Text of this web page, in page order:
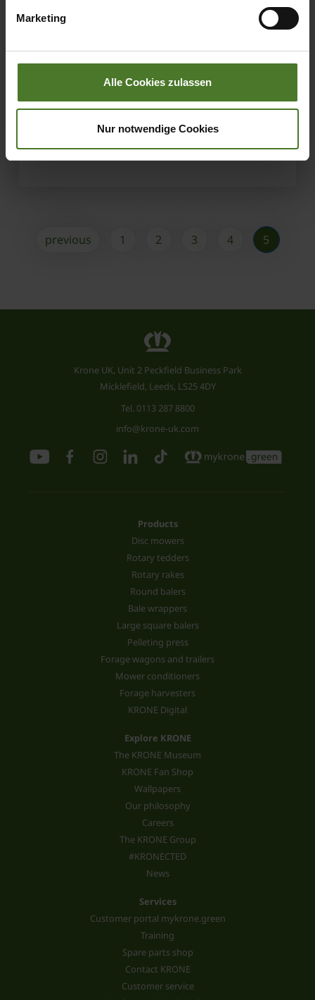
Datenschutzhinweise
Marketing
Alle Cookies zulassen
Nur notwendige Cookies
01.05.2020
previous 1 2 3 4 5
Krone UK, Unit 2 Peckfield Business Park
Micklefield, Leeds, LS25 4DY
Tel. 0113 287 8800
info@krone-uk.com
Products
Disc mowers
Rotary tedders
Rotary rakes
Round balers
Bale wrappers
Large square balers
Pelleting press
Forage wagons and trailers
Mower conditioners
Forage harvesters
KRONE Digital
Explore KRONE
The KRONE Museum
KRONE Fan Shop
Wallpapers
Our philosophy
Careers
The KRONE Group
#KRONECTED
News
Services
Customer portal mykrone.green
Training
Spare parts shop
Contact KRONE
Customer service